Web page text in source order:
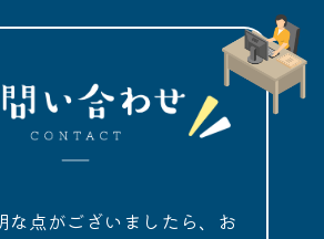
な点がございましたら、お